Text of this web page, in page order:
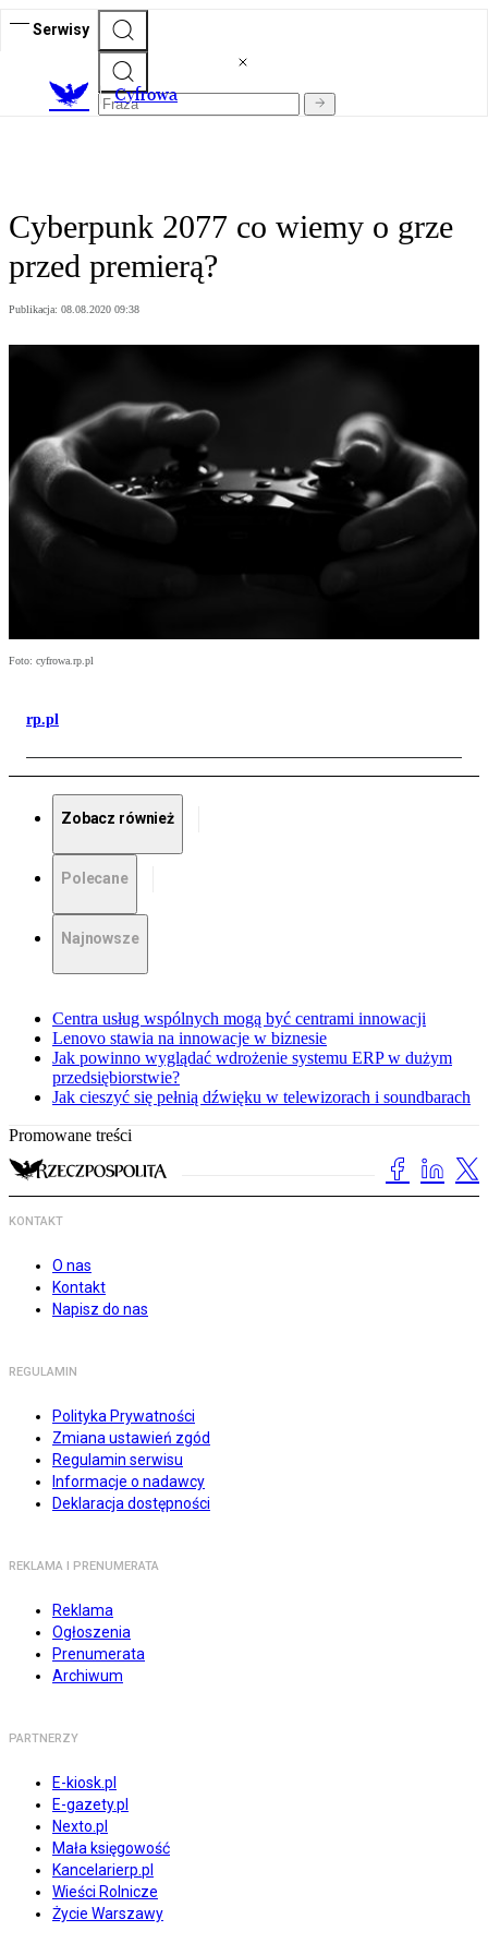
Serwisy
Cyfrowa
Cyberpunk 2077 co wiemy o grze
przed premierą?
Publikacja: 08.08.2020 09:38
Foto: cyfrowa.rp.pl
rp.pl
Zobacz również
Polecane
Najnowsze
Centra usług wspólnych mogą być centrami innowacji
Lenovo stawia na innowacje w biznesie
Jak powinno wyglądać wdrożenie systemu ERP w dużym
przedsiębiorstwie?
Jak cieszyć się pełnią dźwięku w telewizorach i soundbarach
Promowane treści
KONTAKT
O nas
Kontakt
Napisz do nas
REGULAMIN
Polityka Prywatności
Zmiana ustawień zgód
Regulamin serwisu
Informacje o nadawcy
Deklaracja dostępności
REKLAMA I PRENUMERATA
Reklama
Ogłoszenia
Prenumerata
Archiwum
PARTNERZY
E-kiosk.pl
E-gazety.pl
Nexto.pl
Mała księgowość
Kancelarierp.pl
Wieści Rolnicze
Życie Warszawy